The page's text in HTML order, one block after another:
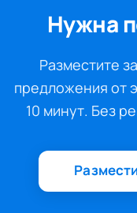
Нужна
Разместите
предложения от
10 минут. Без